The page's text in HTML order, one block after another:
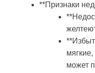
**Признаки
может